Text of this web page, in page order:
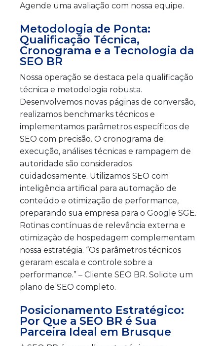
Agende uma avaliação com nossa equipe.
Metodologia de Ponta:
Qualificação Técnica,
Cronograma e a Tecnologia da
SEO BR
Nossa operação se destaca pela qualificação
técnica e metodologia robusta.
Desenvolvemos novas páginas de conversão,
realizamos benchmarks técnicos e
implementamos parâmetros específicos de
SEO com precisão. O cronograma de
execução, análises técnicas e rampagem de
autoridade são considerados
cuidadosamente. Utilizamos SEO com
inteligência artificial para automação de
conteúdo e otimização de performance,
preparando sua empresa para o Google SGE.
Rotinas contínuas de relevância externa e
otimização de hospedagem complementam
nossa estratégia. “Os parâmetros técnicos
geraram escala e controle sobre a
performance.” – Cliente SEO BR. Solicite um
plano de SEO completo.
Posicionamento Estratégico:
Por Que a SEO BR é Sua
Parceira Ideal em Brusque